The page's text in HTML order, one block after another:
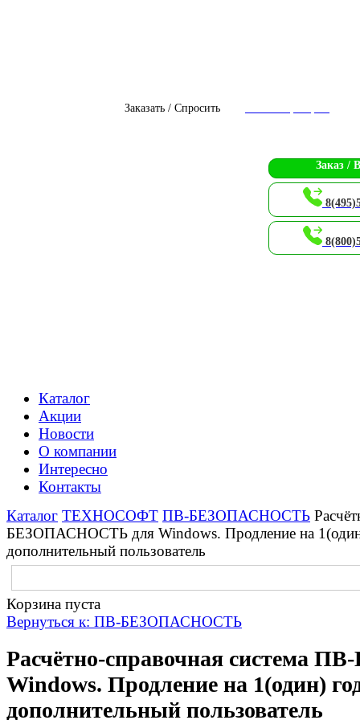
Заказать / Спросить
Заказ /
Каталог
Акции
Новости
О компании
Интересно
Контакты
Каталог ТЕХНОСОФТ ПВ-БЕЗОПАСНОСТЬ
БЕЗОПАСНОСТЬ для Windows. Продление на 1(один)
дополнительный пользователь
Корзина пуста
Вернуться к: ПВ-БЕЗОПАСНОСТЬ
Расчётно-справочная система
Windows. Продление на 1(один)
дополнительный пользователь